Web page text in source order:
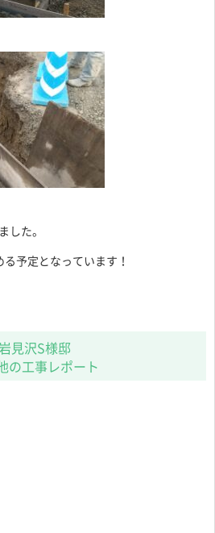
した。
予定となっています！
岩見沢S様邸
の工事レポート